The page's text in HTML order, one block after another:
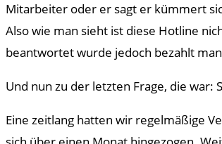
Mitarbeiter oder er sagt er kümmert
Also wie man sieht ist diese Hotline
beantwortet wurde jedoch bezahlt
Und nun zu der letzten Frage, die war:
Eine zeitlang hatten wir regelmäßige